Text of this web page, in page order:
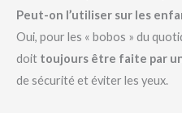
Peut-on l’utiliser sur les
Oui, pour les « bobos » du
doit toujours être faite par
de sécurité et éviter les yeux.